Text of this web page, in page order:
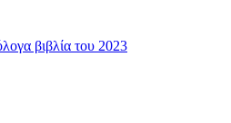
βιβλία του 2023